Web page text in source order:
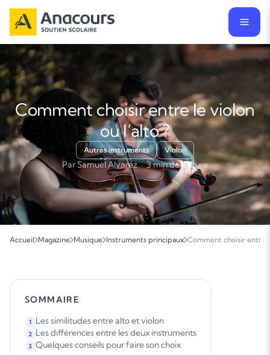
Comment choisir entre le violon
ou l’alto ?
Autres instruments Violon
Par Samuel Alvarez · 3 min de lecture
Accueil Magazine Musique Instruments principaux Comment choisir entre
SOMMAIRE
1 Les similitudes entre alto et violon
2 Les différences entre les deux instruments
3 Quelques conseils pour faire son choix